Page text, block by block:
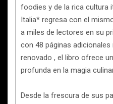
foodies y de la rica cultura
Italia* regresa con el
a miles de lectores en su
con 48 páginas
renovado , el libro ofrece
profunda en la magia
Desde la frescura de sus